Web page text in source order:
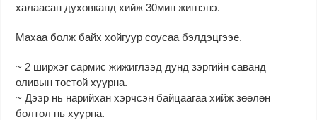
халаасан духовканд хийж 30мин жигнэнэ.
Махаа болж байх хойгуур соусаа бэлдэцгээе.
~ 2 ширхэг сармис жижиглээд дунд зэргийн саванд
оливын тостой хуурна.
~ Дээр нь нарийхан хэрчсэн байцаагаа хийж зөөлөн
болтол нь хуурна.